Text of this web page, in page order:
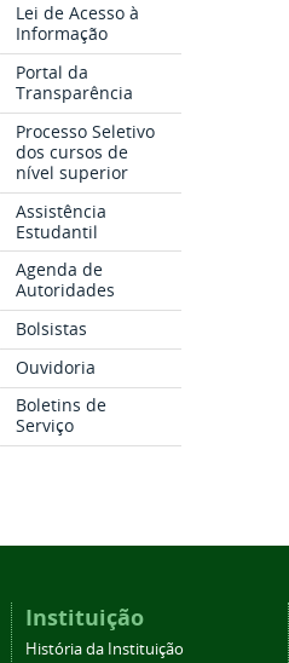
Lei de Acesso à
Informação
Portal da
Transparência
Processo Seletivo
dos cursos de
nível superior
Assistência
Estudantil
Agenda de
Autoridades
Bolsistas
Ouvidoria
Boletins de
Serviço
Instituição
História da Instituição